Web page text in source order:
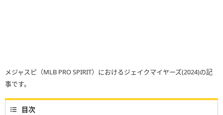
メジャスピ（MLB PRO SPIRIT）におけるジェイクマイヤーズ(2024)の記
事です。
目次